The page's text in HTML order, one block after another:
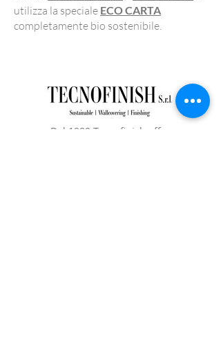
utilizza la speciale ECO CARTA
completamente bio sostenibile.
Dal 1980 Tecnofinish offre